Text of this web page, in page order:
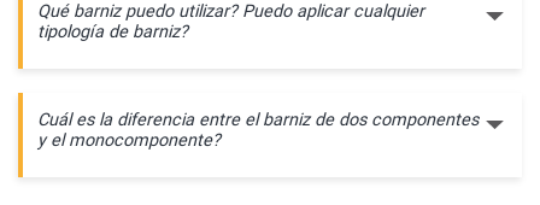
Qué barniz puedo utilizar? Puedo aplicar cualquier
tipología de barniz?
Cuál es la diferencia entre el barniz de dos componentes
y el monocomponente?